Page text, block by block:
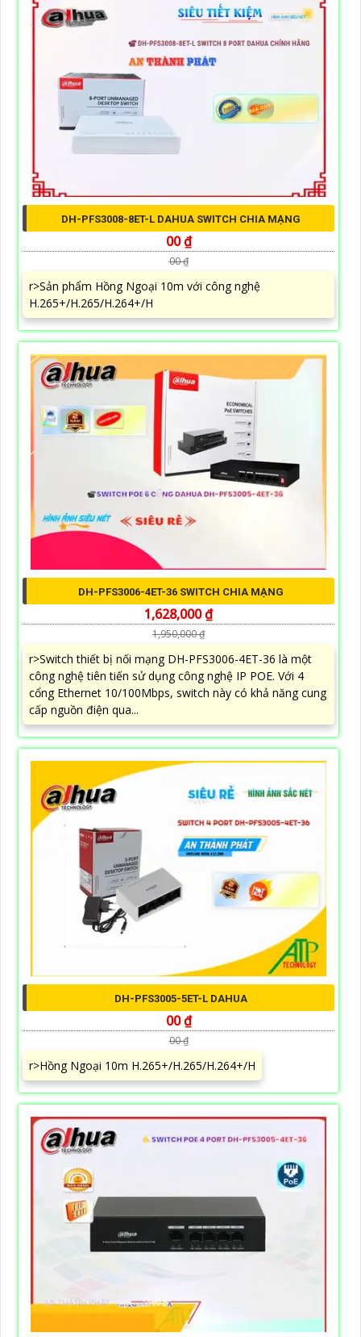
DH-PFS3008-8ET-L DAHUA SWITCH CHIA MẠNG
00 ₫
00 ₫
r>Sản phẩm Hồng Ngoại 10m với công nghệ
H.265+/H.265/H.264+/H
DH-PFS3006-4ET-36 SWITCH CHIA MẠNG
1,628,000 ₫
1,950,000 ₫
r>Switch thiết bị nối mạng DH-PFS3006-4ET-36 là một
công nghệ tiên tiến sử dụng công nghệ IP POE. Với 4
cổng Ethernet 10/100Mbps, switch này có khả năng cung
cấp nguồn điện qua...
DH-PFS3005-5ET-L DAHUA
00 ₫
00 ₫
r>Hồng Ngoại 10m H.265+/H.265/H.264+/H